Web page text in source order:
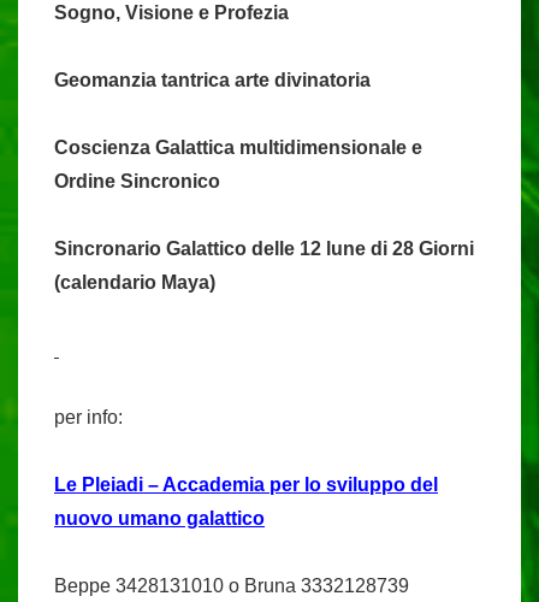
Sogno, Visione e Profezia
Geomanzia tantrica arte divinatoria
Coscienza Galattica multidimensionale e
Ordine Sincronico
Sincronario Galattico delle 12 lune di 28 Giorni
(calendario Maya)
per info:
Le Pleiadi – Accademia per lo sviluppo del
nuovo umano galattico
Beppe 3428131010 o Bruna 3332128739